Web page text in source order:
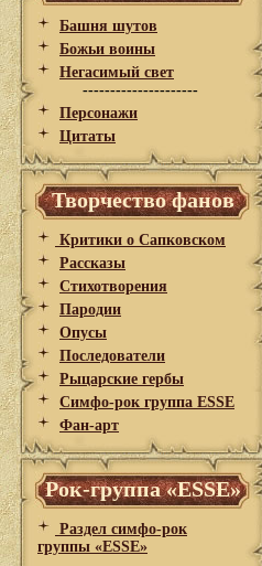
Башня шутов
Божьи воины
Негасимый свет
---------------------
Персонажи
Цитаты
Творчество фанов
Критики о Сапковском
Рассказы
Стихотворения
Пародии
Опусы
Последователи
Рыцарские гербы
Симфо-рок группа ESSE
Фан-арт
Рок-группа «ESSE»
Раздел симфо-рок
группы «ESSE»